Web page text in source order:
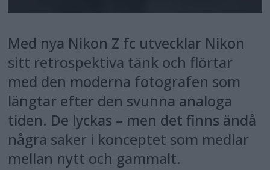
Med nya Nikon Z fc utvecklar Nikon
sitt retrospektiva tänk och flörtar
med den moderna fotografen som
längtar efter den svunna analoga
tiden. De lyckas – men det finns ändå
några saker i konceptet som medlar
mellan nytt och gammalt.